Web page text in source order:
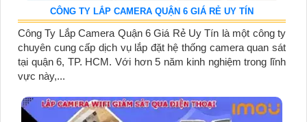
CÔNG TY LẮP CAMERA QUẬN 6 GIÁ RẺ UY TÍN
Công Ty Lắp Camera Quận 6 Giá Rẻ Uy Tín là một công ty
chuyên cung cấp dịch vụ lắp đặt hệ thống camera quan sát
tại quận 6, TP. HCM. Với hơn 5 năm kinh nghiệm trong lĩnh
vực này,...